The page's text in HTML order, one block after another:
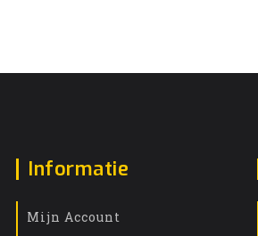
Informatie
Mijn Account